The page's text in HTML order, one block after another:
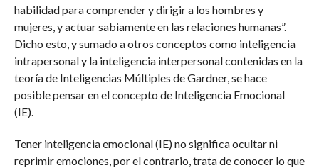
habilidad para comprender y dirigir a los hombres y
mujeres, y actuar sabiamente en las relaciones humanas”.
Dicho esto, y sumado a otros conceptos como inteligencia
intrapersonal y la inteligencia interpersonal contenidas en la
teoría de Inteligencias Múltiples de Gardner, se hace
posible pensar en el concepto de Inteligencia Emocional
(IE).
Tener inteligencia emocional (IE) no significa ocultar ni
reprimir emociones, por el contrario, trata de conocer lo que